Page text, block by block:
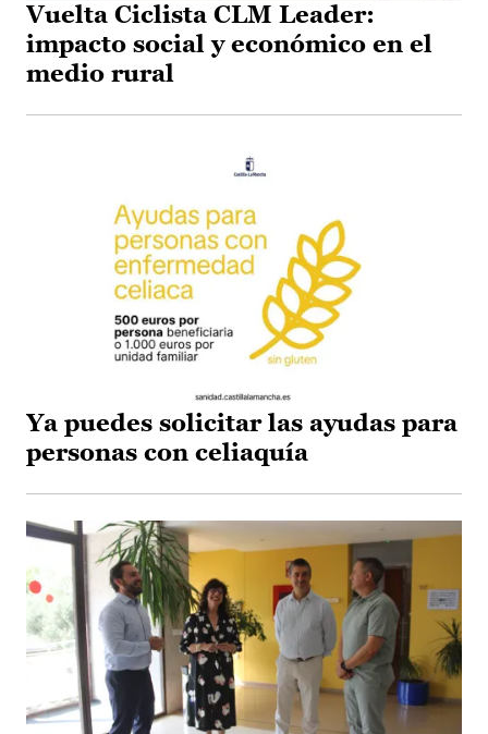
Vuelta Ciclista CLM Leader:
impacto social y económico en el
medio rural
Ya puedes solicitar las ayudas para
personas con celiaquía